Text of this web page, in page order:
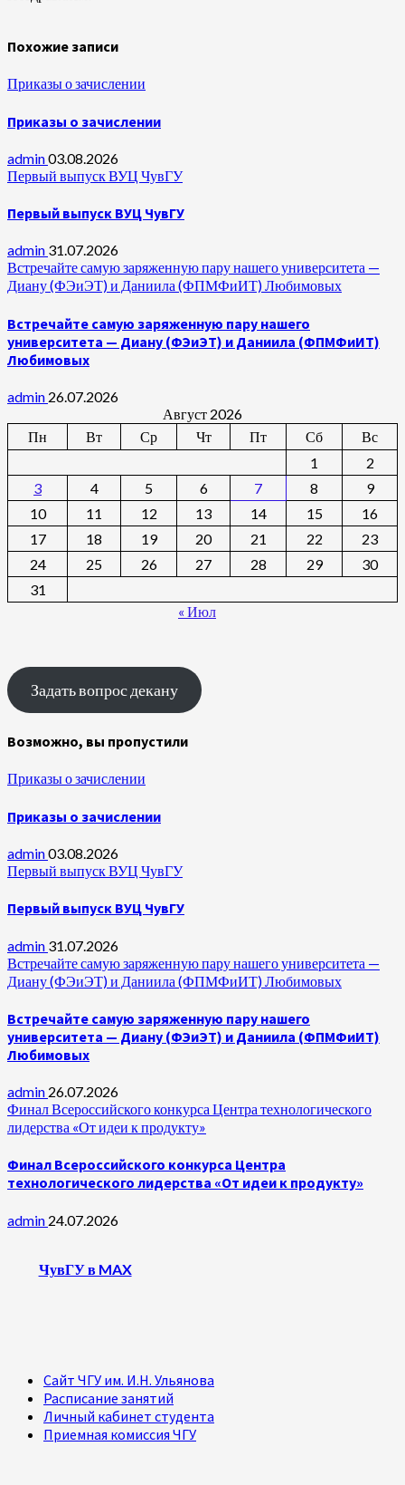
Похожие записи
Приказы о зачислении
Приказы о зачислении
admin03.08.2026
Первый выпуск ВУЦ ЧувГУ
Первый выпуск ВУЦ ЧувГУ
admin 31.07.2026
Встречайте самую заряженную пару нашего университета —
Диану (ФЭиЭТ) и Даниила (ФПМФиИТ) Любимовых
Встречайте самую заряженную пару нашего
университета — Диану (ФЭиЭТ) и Даниила (ФПМФиИТ)
Любимовых
admin 26.07.2026
Август 2026
Пн
Вт Ср Чт Пт Сб
Вс
1
2
3
4 5 6 7 8
9
10
11 12 13 14 15
16
17
18 19 20 21 22
23
24
25 26 27 28 29
30
31
« Июл
Задать вопрос декану
Возможно, вы пропустили
Приказы о зачислении
Приказы о зачислении
admin03.08.2026
Первый выпуск ВУЦ ЧувГУ
Первый выпуск ВУЦ ЧувГУ
admin 31.07.2026
Встречайте самую заряженную пару нашего университета —
Диану (ФЭиЭТ) и Даниила (ФПМФиИТ) Любимовых
Встречайте самую заряженную пару нашего
университета — Диану (ФЭиЭТ) и Даниила (ФПМФиИТ)
Любимовых
admin 26.07.2026
Финал Всероссийского конкурса Центра технологического
лидерства «От идеи к продукту»
Финал Всероссийского конкурса Центра
технологического лидерства «От идеи к продукту»
admin 24.07.2026
ЧувГУ в MAX
Сайт ЧГУ им. И.Н. Ульянова
Расписание занятий
Личный кабинет студента
Приемная комиссия ЧГУ